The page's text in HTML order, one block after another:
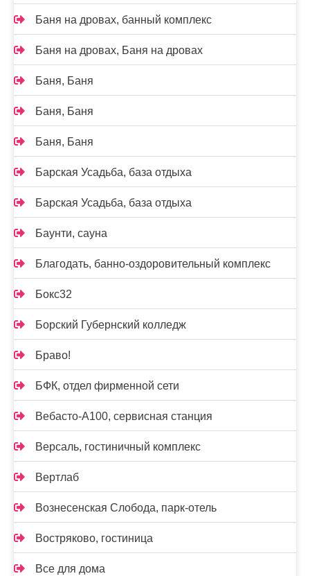
Баня на дровах, банный комплекс
Баня на дровах, Баня на дровах
Баня, Баня
Баня, Баня
Баня, Баня
Барская Усадьба, база отдыха
Барская Усадьба, база отдыха
Баунти, сауна
Благодать, банно-оздоровительный комплекс
Бокс32
Борский Губернский колледж
Браво!
БФК, отдел фирменной сети
Вебасто-А100, сервисная станция
Версаль, гостиничный комплекс
Вертлаб
Вознесенская Слобода, парк-отель
Востряково, гостиница
Все для дома